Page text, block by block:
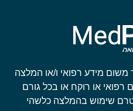
מידע רפואי ו/או המלצה
רפואי או רוקח או בכל גורם
שימוש בהמלצה כלשהי